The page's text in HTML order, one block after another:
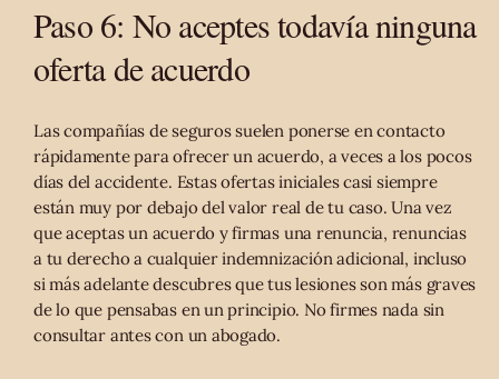
Paso 6: No aceptes todavía ninguna
oferta de acuerdo
Las compañías de seguros suelen ponerse en contacto
rápidamente para ofrecer un acuerdo, a veces a los pocos
días del accidente. Estas ofertas iniciales casi siempre
están muy por debajo del valor real de tu caso. Una vez
que aceptas un acuerdo y firmas una renuncia, renuncias
a tu derecho a cualquier indemnización adicional, incluso
si más adelante descubres que tus lesiones son más graves
de lo que pensabas en un principio. No firmes nada sin
consultar antes con un abogado.